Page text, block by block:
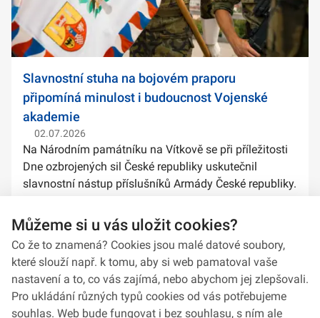
Slavnostní stuha na bojovém praporu
připomíná minulost i budoucnost Vojenské
akademie
02.07.2026
Na Národním památníku na Vítkově se při příležitosti
Dne ozbrojených sil České republiky uskutečnil
slavnostní nástup příslušníků Armády České republiky.
stuh na bojové prapory vybranýc...
Můžeme si u vás uložit cookies?
Co že to znamená? Cookies jsou malé datové soubory,
které slouží např. k tomu, aby si web pamatoval vaše
nastavení a to, co vás zajímá, nebo abychom jej zlepšovali.
Pro ukládání různých typů cookies od vás potřebujeme
souhlas. Web bude fungovat i bez souhlasu, s ním ale